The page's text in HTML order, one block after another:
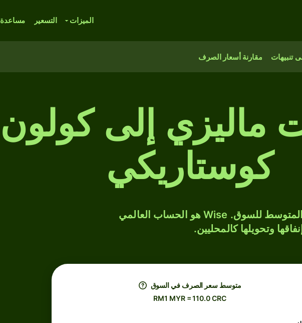
الميزات التسعير مساعدة
تنبيهات مقارنة أسعار الصرف
ماليزي إلى كولون
كوستاريكي
حوّل MYR إلى CRC بسعر الصرف المتوسط للسوق. Wise هو الحساب العالمي
وتحويلها كالمحليين.
متوسط ​​سعر الصرف في السوق
RM1 MYR = 110.0 CRC